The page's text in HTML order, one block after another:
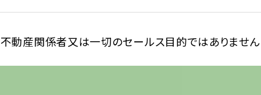
不動産関係者又は一切のセールス目的ではありません